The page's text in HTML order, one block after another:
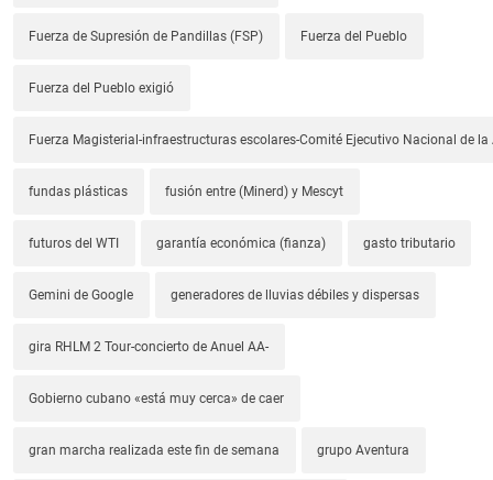
Fuerza de Supresión de Pandillas (FSP) Fuerza del Pueblo
Fuerza del Pueblo exigió
Fuerza Magisterial-infraestructuras escolares-Comité Ejecutivo Nacional de la
fundas plásticas fusión entre (Minerd) y Mescyt
futuros del WTI garantía económica (fianza) gasto tributario
Gemini de Google generadores de lluvias débiles y dispersas
gira RHLM 2 Tour-concierto de Anuel AA-
Gobierno cubano «está muy cerca» de caer
gran marcha realizada este fin de semana grupo Aventura